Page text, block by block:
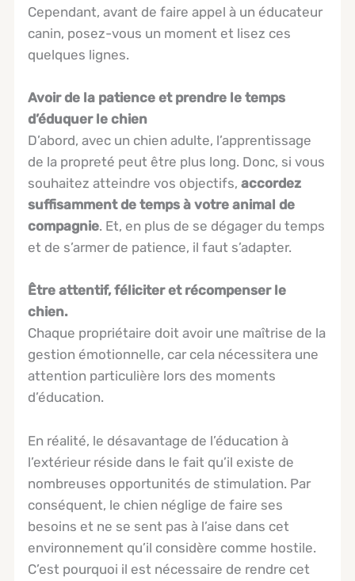
Cependant, avant de faire appel à un éducateur
canin, posez-vous un moment et lisez ces
quelques lignes.
Avoir de la patience et prendre le temps
d’éduquer le chien
D’abord, avec un chien adulte, l’apprentissage
de la propreté peut être plus long. Donc, si vous
souhaitez atteindre vos objectifs,accordez
suffisamment de temps à votre animal de
compagnie. Et, en plus de se dégager du temps
et de s’armer de patience, il faut s’adapter.
Être attentif, féliciter et récompenser le
chien.
Chaque propriétaire doit avoir une maîtrise de la
gestion émotionnelle, car cela nécessitera une
attention particulière lors des moments
d’éducation.
En réalité, le désavantage de l’éducation à
l’extérieur réside dans le fait qu’il existe de
nombreuses opportunités de stimulation. Par
conséquent, le chien néglige de faire ses
besoins et ne se sent pas à l’aise dans cet
environnement qu’il considère comme hostile.
C’est pourquoi il est nécessaire de rendre cet